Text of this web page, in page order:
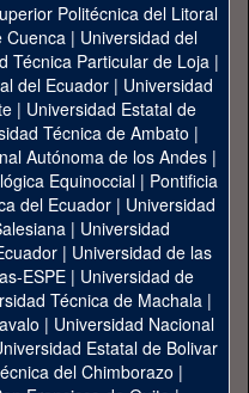
Politécnica del Litoral
Cuenca| Universidad del
Técnica Particular de Loja|
del Ecuador| Universidad
| Universidad Estatal de
Técnica de Ambato |
Autónoma de los Andes|
Equinoccial| Pontificia
del Ecuador | Universidad
| Universidad
| Universidad de las
ESPE | Universidad de
Técnica de Machala|
| Universidad Nacional
Estatal de Bolivar
del Chimborazo |